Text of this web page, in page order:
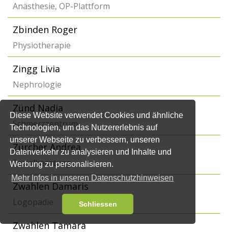
Diese Website verwendet Cookies und ähnliche
Technologien, um das Nutzererlebnis auf
unserer Webseite zu verbessern, unseren
Datenverkehr zu analysieren und Inhalte und
Werbung zu personalisieren.
Mehr Infos in unseren Datenschutzhinweisen
Schliessen
Anästhesie, OP-Plattform
Zbinden Roger
Physiotherapie
Zingg Livia
Nephrologie
Zünd Nadja
Schmerzzentrum
Zürcher Andrea
Sozialberatung
Zwahlen Damaris
Logopädie
Zwahlen Tamara